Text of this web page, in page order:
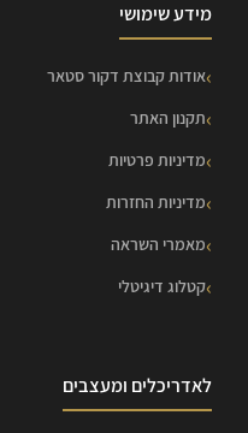
מידע שימושי
אודות קבוצת דקור סטאר
תקנון האתר
מדיניות פרטיות
מדיניות החזרות
מאמרי השראה
קטלוג דיגיטלי
לאדריכלים ומעצבים